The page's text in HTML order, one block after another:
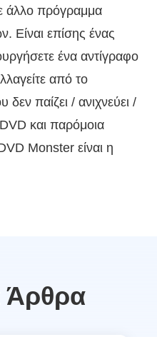
άλλο πρόγραμμα
Είναι επίσης ένας
ένα αντίγραφο
από το
παίζει / ανιχνεύει /
DVD και παρόμοια
Monster είναι η
Άρθρα